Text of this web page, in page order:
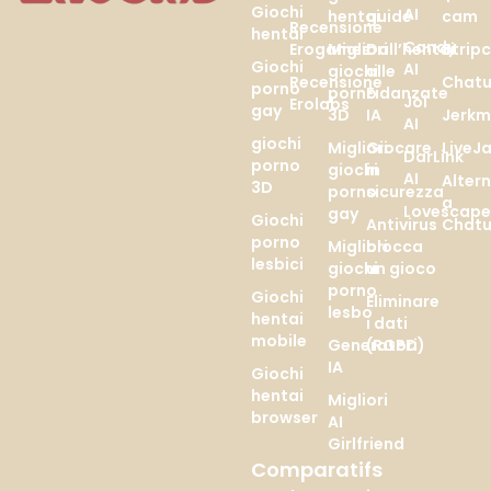
Giochi
hentai
Giochi
porno
gay
giochi
porno
3D
Giochi
porno
lesbici
Giochi
hentai
mobile
Giochi
hentai
browser
Recensione
Erogames
Recensione
Erolabs
hentai
Migliori
giochi
porno
3D
Migliori
giochi
porno
gay
Migliori
giochi
porno
lesbo
Generatori
IA
Migliori
AI
Girlfriend
guide
Dall’hentai
alle
Fidanzate
IA
Giocare
in
sicurezza
Antivirus
blocca
un gioco
Eliminare
i dati
(RGPD)
AI
Candy
AI
Joi
AI
DarLink
AI
Lovescape
cam
a
Comparatifs